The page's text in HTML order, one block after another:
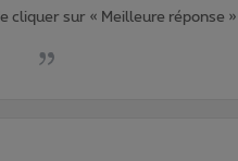
cliquer sur « Meilleure